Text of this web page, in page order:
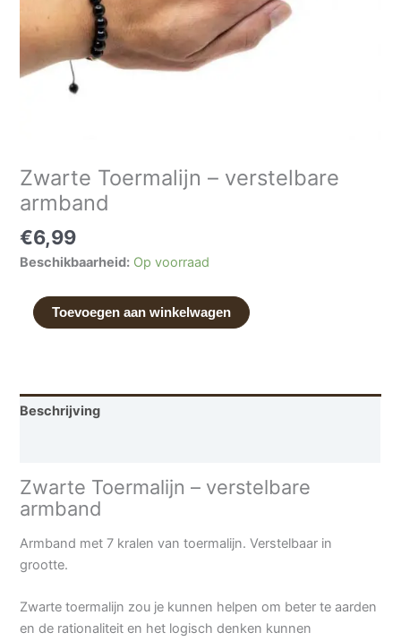
Zwarte Toermalijn – verstelbare
armband
€6,99
Beschikbaarheid: Op voorraad
Toevoegen aan winkelwagen
Beschrijving
Zwarte Toermalijn – verstelbare
armband
Armband met 7 kralen van toermalijn. Verstelbaar in
grootte.
Zwarte toermalijn zou je kunnen helpen om beter te aarden
en de rationaliteit en het logisch denken kunnen